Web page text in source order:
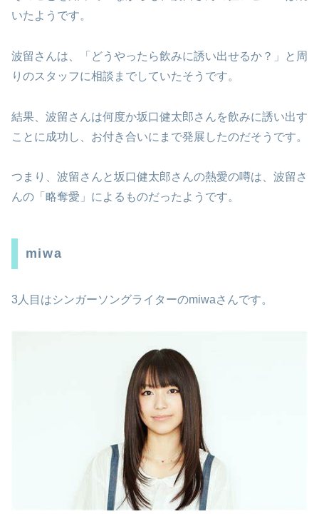
いたようです。
波留さんは、「どうやったら飲みに誘い出せるか？」と周
りのスタッフに相談までしていたそうです。
結果、波留さんは何度か坂口健太郎さんを飲みに誘い出す
ことに成功し、お付き合いにまで発展したのだそうです。
つまり、波留さんと坂口健太郎さんの熱愛の噂は、波留さ
んの「略奪愛」によるものだったようです。
miwa
3人目はシンガーソングライターのmiwaさんです。